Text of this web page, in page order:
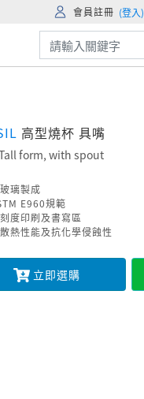
會員註冊 (登入)
高型燒杯 具嘴
form, with spout
璃製成
E960規範
度印刷及書寫區
熱性能及抗化學侵蝕性
立即選購